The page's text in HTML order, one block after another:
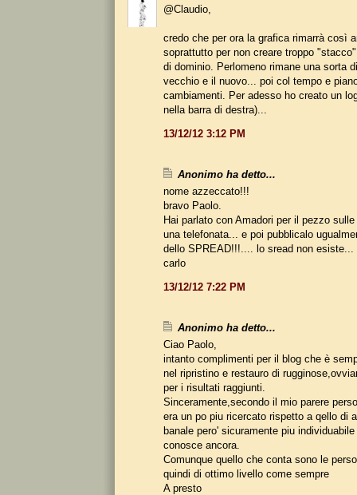
@Claudio,
credo che per ora la grafica rimarrà così
soprattutto per non creare troppo
di dominio. Perlomeno rimane una sorta
vecchio e il nuovo... poi col tempo e
cambiamenti. Per adesso ho creato un
nella barra di destra)...
13/12/12 3:12 PM
Anonimo ha detto...
nome azzeccato!!!
bravo Paolo.
Hai parlato con Amadori per il pezzo
una telefonata... e poi pubblicalo
dello SPREAD!!!.... lo sread non esiste...
carlo
13/12/12 7:22 PM
Anonimo ha detto...
Ciao Paolo,
intanto complimenti per il blog che è
nel ripristino e restauro di
per i risultati raggiunti.
Sinceramente,secondo il mio parere
era un po piu ricercato rispetto a qello di
banale pero' sicuramente piu
conosce ancora.
Comunque quello che conta sono le
quindi di ottimo livello come sempre
A presto